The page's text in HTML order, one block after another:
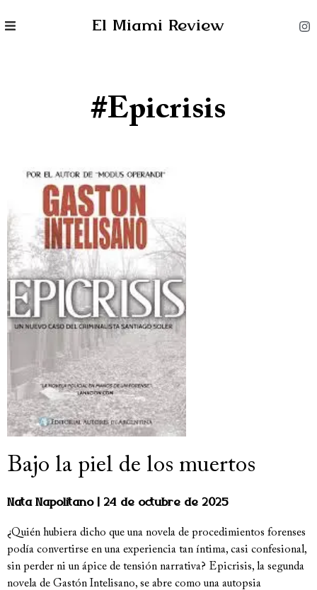
El Miami Review
#Epicrisis
Bajo la piel de los muertos
Nata Napolitano 24 de octubre de 2025
¿Quién hubiera dicho que una novela de procedimientos forenses
podía convertirse en una experiencia tan íntima, casi confesional,
sin perder ni un ápice de tensión narrativa? Epicrisis, la segunda
novela de Gastón Intelisano, se abre como una autopsia